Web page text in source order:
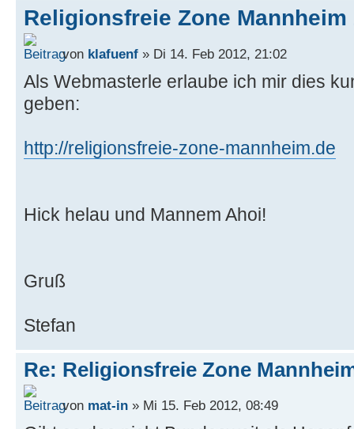
Religionsfreie Zone Mannheim
von klafuenf » Di 14. Feb 2012, 21:02
Als Webmasterle erlaube ich mir dies
geben:
http://religionsfreie-zone-mannheim.de
Hick helau und Mannem Ahoi!
Gruß
Stefan
Re: Religionsfreie Zone
von mat-in » Mi 15. Feb 2012, 08:49